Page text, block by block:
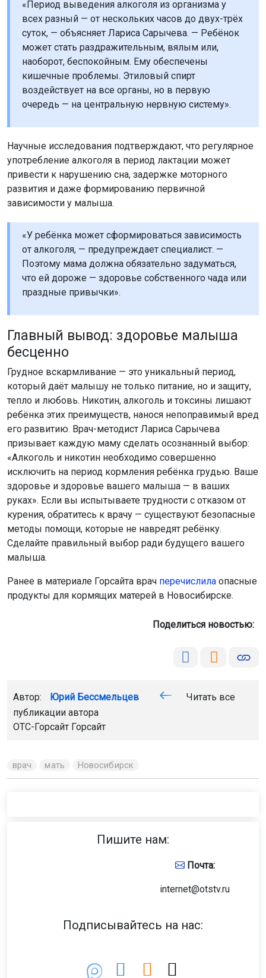
«Период выведения алкоголя из организма у
всех разный — от нескольких часов до двух-трёх
суток, — объясняет Лариса Сарычева. — Ребёнок
может стать раздражительным, вялым или,
наоборот, беспокойным. Ему обеспечены
кишечные проблемы. Этиловый спирт
воздействует на все органы, но в первую
очередь — на центральную нервную систему».
Научные исследования подтверждают, что регулярное
употребление алкоголя в период лактации может
привести к нарушению сна, задержке моторного
развития и даже формированию первичной
зависимости у малыша.
«У ребёнка может сформироваться зависимость
от алкоголя, — предупреждает специалист. —
Поэтому мама должна обязательно задуматься,
что ей дороже — здоровье собственного чада или
праздные привычки».
Главный вывод: здоровье малыша
бесценно
Грудное вскармливание — это уникальный период,
который даёт малышу не только питание, но и защиту,
тепло и любовь. Никотин, алкоголь и токсины лишают
ребёнка этих преимуществ, нанося непоправимый вред
его развитию. Врач-методист Лариса Сарычева
призывает каждую маму сделать осознанный выбор:
«Алкоголь и никотин необходимо совершенно
исключить на период кормления ребёнка грудью. Ваше
здоровье и здоровье вашего малыша — в ваших
руках». Если вы испытываете трудности с отказом от
курения, обратитесь к врачу — существуют безопасные
методы помощи, которые не навредят ребёнку.
Сделайте правильный выбор ради будущего вашего
малыша.
Ранее в материале Горсайта врач перечислила опасные
продукты для кормящих матерей в Новосибирске.
Поделиться новостью:
Автор: Юрий Бессмельцев
Читать все
публикации автора
ОТС-Горсайт Горсайт
врач мать Новосибирск
Пишите нам:
Почта:
internet@otstv.ru
Подписывайтесь на нас: